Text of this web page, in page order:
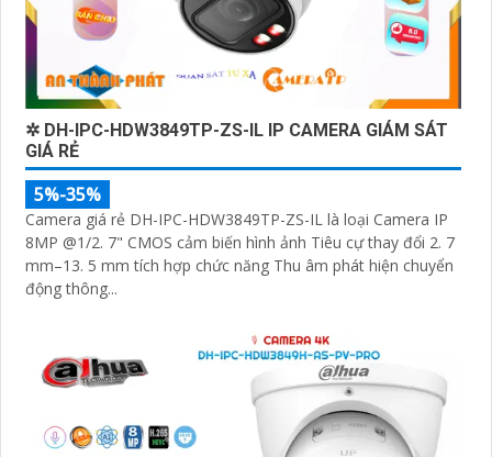
✲ DH-IPC-HDW3849TP-ZS-IL IP CAMERA GIÁM SÁT
GIÁ RẺ
5%-35%
Camera giá rẻ DH-IPC-HDW3849TP-ZS-IL là loại Camera IP
8MP @1/2. 7" CMOS cảm biến hình ảnh Tiêu cự thay đổi 2. 7
mm–13. 5 mm tích hợp chức năng Thu âm phát hiện chuyển
động thông...